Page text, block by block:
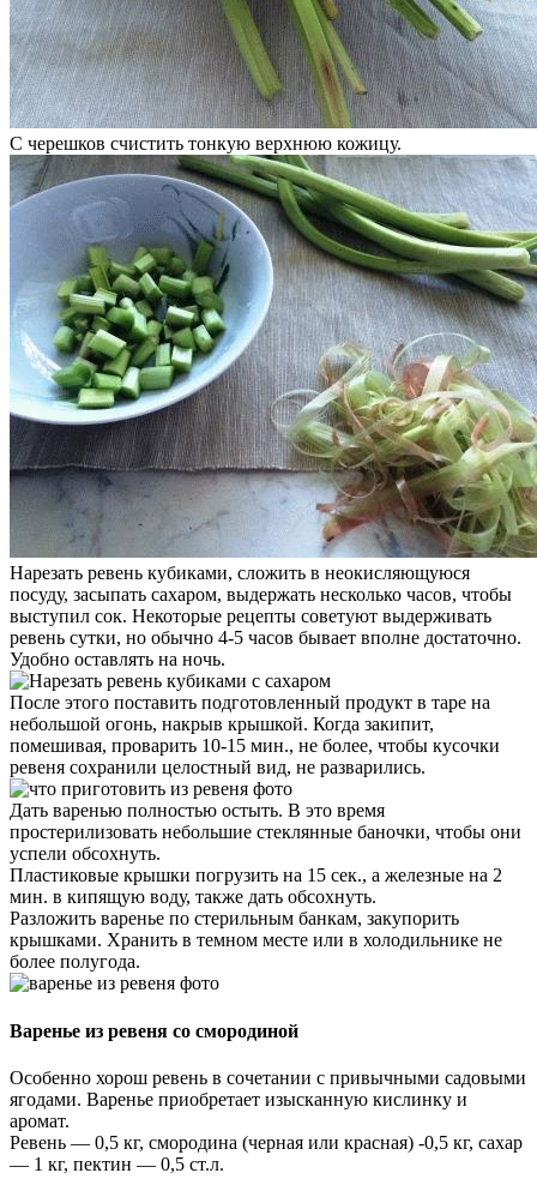
С черешков счистить тонкую верхнюю кожицу.
Нарезать ревень кубиками, сложить в неокисляющуюся
посуду, засыпать сахаром, выдержать несколько часов, чтобы
выступил сок. Некоторые рецепты советуют выдерживать
ревень сутки, но обычно 4-5 часов бывает вполне достаточно.
Удобно оставлять на ночь.
После этого поставить подготовленный продукт в таре на
небольшой огонь, накрыв крышкой. Когда закипит,
помешивая, проварить 10-15 мин., не более, чтобы кусочки
ревеня сохранили целостный вид, не разварились.
Дать варенью полностью остыть. В это время
простерилизовать небольшие стеклянные баночки, чтобы они
успели обсохнуть.
Пластиковые крышки погрузить на 15 сек., а железные на 2
мин. в кипящую воду, также дать обсохнуть.
Разложить варенье по стерильным банкам, закупорить
крышками. Хранить в темном месте или в холодильнике не
более полугода.
Варенье из ревеня со смородиной
Особенно хорош ревень в сочетании с привычными садовыми
ягодами. Варенье приобретает изысканную кислинку и
аромат.
Ревень — 0,5 кг, смородина (черная или красная) -0,5 кг, сахар
— 1 кг, пектин — 0,5 ст.л.